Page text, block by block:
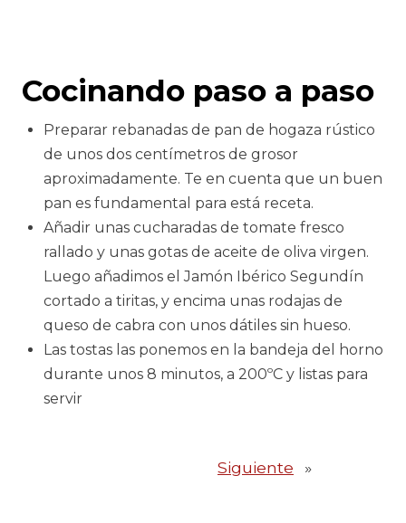
Cocinando paso a paso
Preparar rebanadas de pan de hogaza rústico
de unos dos centímetros de grosor
aproximadamente. Te en cuenta que un buen
pan es fundamental para está receta.
Añadir unas cucharadas de tomate fresco
rallado y unas gotas de aceite de oliva virgen.
Luego añadimos el Jamón Ibérico Segundín
cortado a tiritas, y encima unas rodajas de
queso de cabra con unos dátiles sin hueso.
Las tostas las ponemos en la bandeja del horno
durante unos 8 minutos, a 200ºC y listas para
servir
Siguiente »